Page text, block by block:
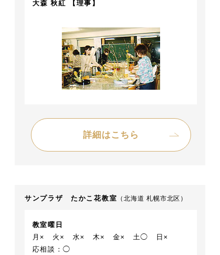
大森 秋紅 【理事】
詳細はこちら
サンプラザ たかこ花教室 （北海道 札幌市北区）
教室曜日
月×
火× 水× 木× 金× 土◯
日×
応相談：◯